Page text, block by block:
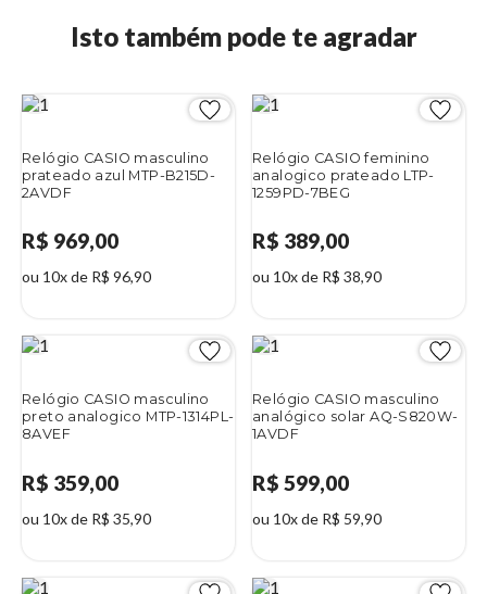
Isto também pode te agradar
Relógio CASIO masculino
prateado azul MTP-B215D-
2AVDF
R$ 969,00
ou 10x de R$ 96,90
Relógio CASIO feminino
analogico prateado LTP-
1259PD-7BEG
R$ 389,00
ou 10x de R$ 38,90
Relógio CASIO masculino
preto analogico MTP-1314PL-
8AVEF
R$ 359,00
ou 10x de R$ 35,90
Relógio CASIO masculino
analógico solar AQ-S820W-
1AVDF
R$ 599,00
ou 10x de R$ 59,90